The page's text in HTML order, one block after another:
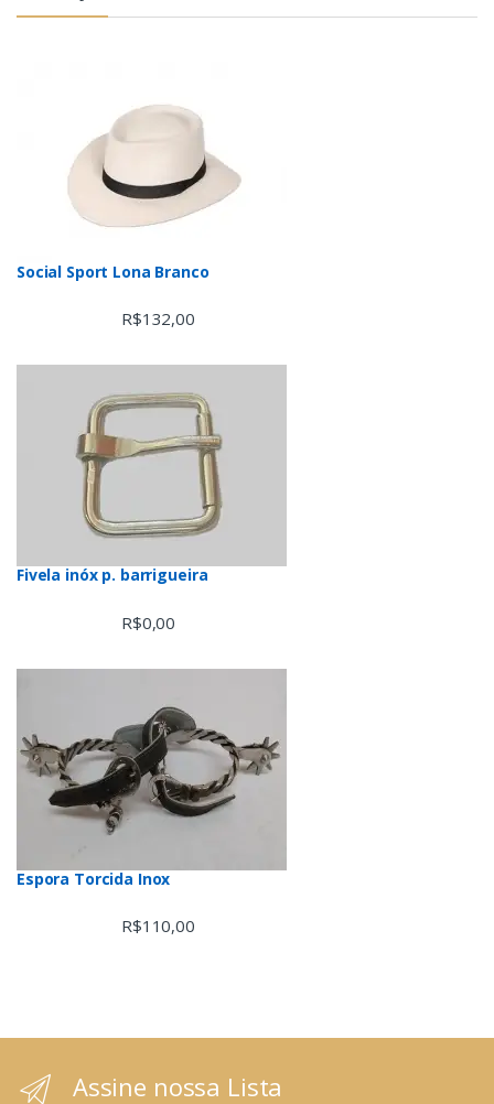
Social Sport Lona Branco
R$132,00
Fivela inóx p. barrigueira
R$0,00
Espora Torcida Inox
R$110,00
Assine nossa Lista